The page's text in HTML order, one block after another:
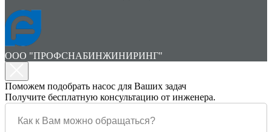
ООО "ПРОФСНАБИНЖИНИРИНГ"
Поможем подобрать насос для Ваших задач
Получите бесплатную консультацию от инженера.